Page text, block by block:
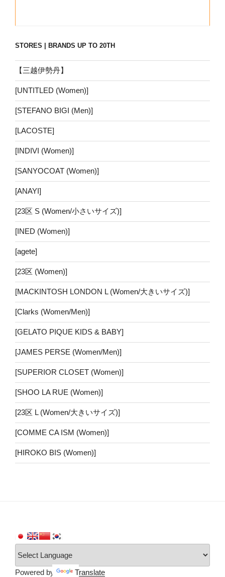
STORES | BRANDS UP TO 20TH
【三越伊勢丹】
[UNTITLED (Women)]
[STEFANO BIGI (Men)]
[LACOSTE]
[INDIVI (Women)]
[SANYOCOAT (Women)]
[ANAYI]
[23区 S (Women/小さいサイズ)]
[INED (Women)]
[agete]
[23区 (Women)]
[MACKINTOSH LONDON L (Women/大きいサイズ)]
[Clarks (Women/Men)]
[GELATO PIQUE KIDS & BABY]
[JAMES PERSE (Women/Men)]
[SUPERIOR CLOSET (Women)]
[SHOO LA RUE (Women)]
[23区 L (Women/大きいサイズ)]
[COMME CA ISM (Women)]
[HIROKO BIS (Women)]
Powered by Translate